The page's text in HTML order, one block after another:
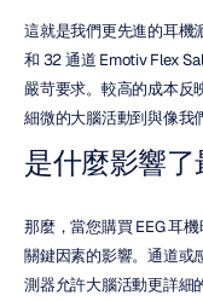
這就是我們更先進的耳機
和 32 通道 Emotiv Flex
嚴苛要求。較高的成本反
細微的大腦活動到與像我
是什麼影響了
那麼，當您購買 EEG 耳
關鍵因素的影響。通道
測器允許大腦活動更詳細